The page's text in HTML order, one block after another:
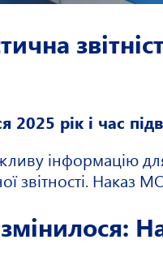
2025 рік і час
інформацію
звітності. Наказ